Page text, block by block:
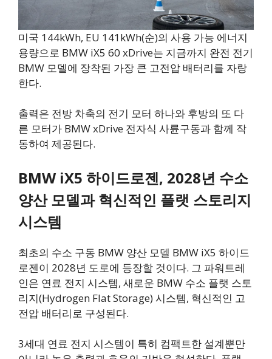
미국 144kWh, EU 141kWh(순)의 사용 가능 에너지
용량으로 BMW iX5 60 xDrive는 지금까지 완전 전기
BMW 모델에 장착된 가장 큰 고전압 배터리를 자랑
한다.
출력은 전방 차축의 전기 모터 하나와 후방의 또 다
른 모터가 BMW xDrive 전자식 사륜구동과 함께 작
동하여 제공된다.
BMW iX5 하이드로젠, 2028년 수소
양산 모델과 혁신적인 플랫 스토리지
시스템
최초의 수소 구동 BMW 양산 모델 BMW iX5 하이드
로젠이 2028년 도로에 등장할 것이다. 그 파워트레
인은 연료 전지 시스템, 새로운 BMW 수소 플랫 스토
리지(Hydrogen Flat Storage) 시스템, 혁신적인 고
전압 배터리로 구성된다.
3세대 연료 전지 시스템이 특히 컴팩트한 설계뿐만